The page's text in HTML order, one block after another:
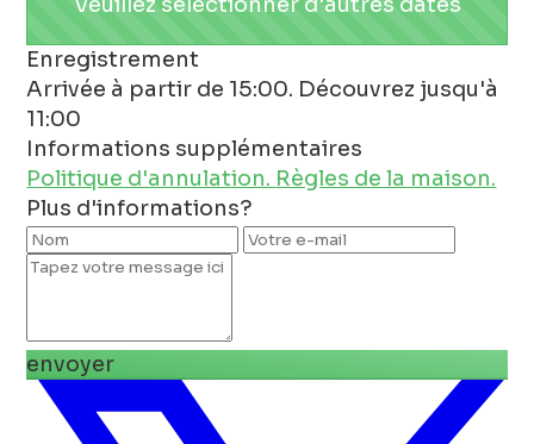
Enregistrement
Arrivée à partir de 15:00. Découvrez jusqu'à
11:00
Informations supplémentaires
Politique d'annulation. Règles de la maison.
Plus d'informations?
envoyer